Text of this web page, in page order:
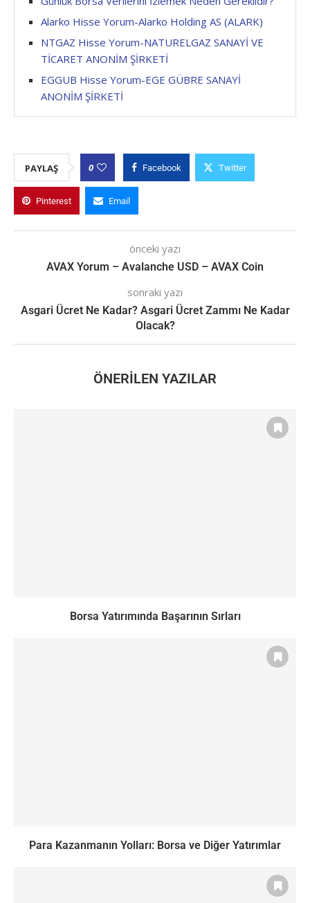
Alarko Hisse Yorum-Alarko Holding AS (ALARK)
NTGAZ Hisse Yorum-NATURELGAZ SANAYİ VE
TİCARET ANONİM ŞİRKETİ
EGGUB Hisse Yorum-EGE GÜBRE SANAYİ
ANONİM ŞİRKETİ
PAYLAŞ 0 Facebook Twitter
Pinterest Email
önceki yazı
AVAX Yorum – Avalanche USD – AVAX Coin
sonraki yazı
Asgari Ücret Ne Kadar? Asgari Ücret Zammı Ne Kadar
Olacak?
ÖNERILEN YAZILAR
Borsa Yatırımında Başarının Sırları
Para Kazanmanın Yolları: Borsa ve Diğer Yatırımlar